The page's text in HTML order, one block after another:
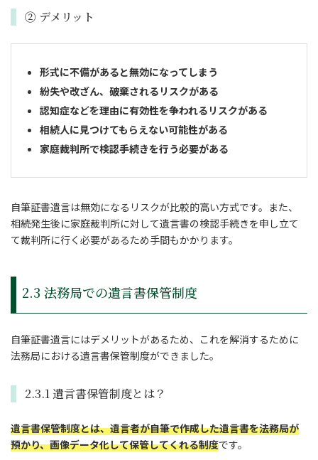
② デメリット
形式に不備があると無効になってしまう
紛失や改ざん、破棄されるリスクがある
認知症などを理由に有効性を争われるリスクがある
相続人に見つけてもらえない可能性がある
家庭裁判所で検認手続きを行う必要がある
自筆証書遺言は無効になるリスクが比較的高い方式です。また、
相続発生後に家庭裁判所に対して遺言書の検認手続きを申し立て
て裁判所に行く必要があるため手間もかかります。
2.3 法務局での遺言書保管制度
自筆証書遺言にはデメリットがあるため、これを解消するために
法務局における遺言書保管制度ができました。
2.3.1 遺言書保管制度とは？
遺言書保管制度とは、遺言者が自筆で作成した遺言書を法務局が
預かり、画像データ化して保管してくれる制度です。